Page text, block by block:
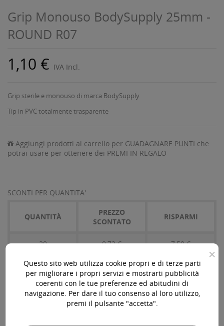
Grip Monouso BodySupply 25mm -
ROUND R07
1,10 € IVA Incl.
Grip sterile e monouso di marca BodySupply
Tip in PVC totalmente trasparente
Aggiungi prodotti al carrello per GUADAGNARE PUNTI che
potrai usare per ottenere dei PREMI IN REGALO
SCONTI PER QUANTITA'
QUANTITÀ
PREZZO
SCONTATO
RISPARMI
20 0,72 € 7,59 €
AGGIUNGI AL CARRELLO 
×
Questo sito web utilizza cookie propri e di terze parti
per migliorare i propri servizi e mostrarti pubblicità
coerenti con le tue preferenze ed abitudini di
navigazione. Per dare il tuo consenso al loro utilizzo,
premi il pulsante "accetta".